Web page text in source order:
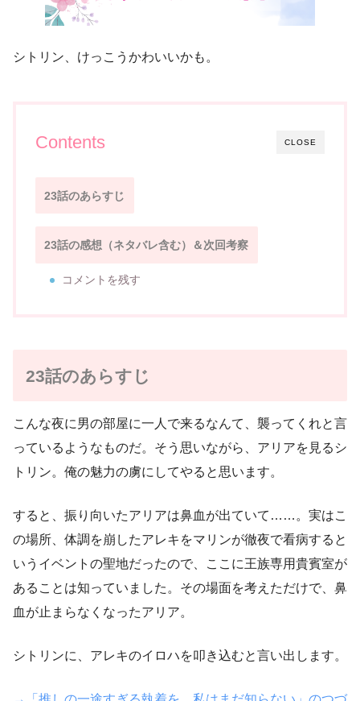
シトリン、けっこうかわいいかも。
CLOSE
Contents
23話のあらすじ
23話の感想（ネタバレ含む）＆次回考察
コメントを残す
23話のあらすじ
こんな夜に男の部屋に一人で来るなんて、襲ってくれと言
っているようなものだ。そう思いながら、アリアを見るシ
トリン。俺の魅力の虜にしてやると思います。
すると、振り向いたアリアは鼻血が出ていて……。実はこ
の場所、体調を崩したアレキをマリンが徹夜で看病すると
いうイベントの聖地だったので、ここに王族専用貴賓室が
あることは知っていました。その場面を考えただけで、鼻
血が止まらなくなったアリア。
シトリンに、アレキのイロハを叩き込むと言い出します。